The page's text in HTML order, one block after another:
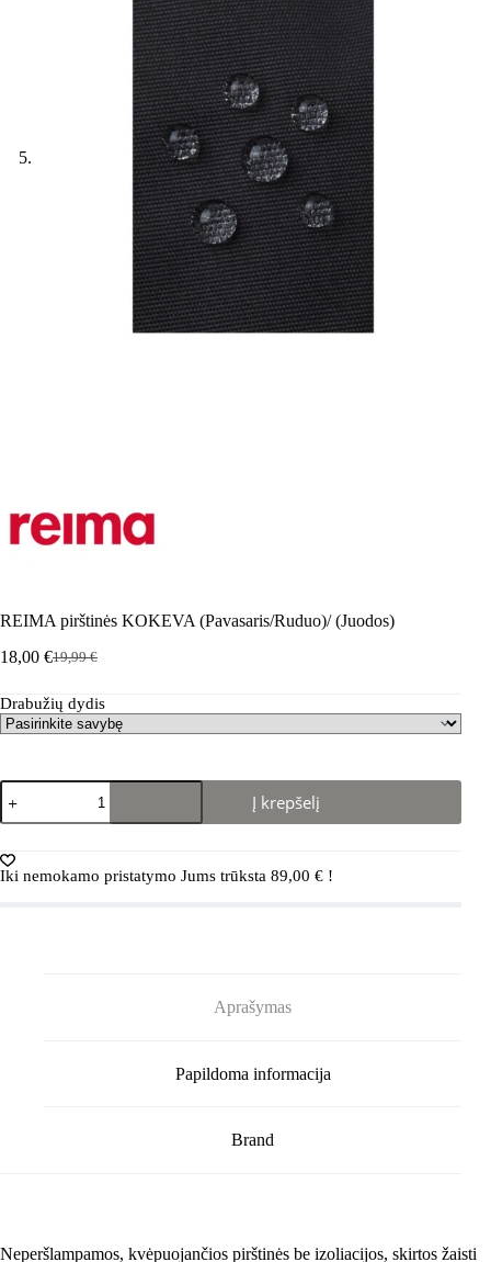
REIMA pirštinės KOKEVA (Pavasaris/Ruduo)/ (Juodos)
19,99€
Pradinė
buvo:
19,99 €.
18,00 €Dabartinė
yra:
18,00 €.
Drabužių dydis
produkto
kiekis:
REIMA
KOKEVA
(Pavasaris/Ruduo)/
Į krepšelį
Iki nemokamo pristatymo Jums trūksta 89,00 € !
Aprašymas
Papildoma informacija
Brand
Neperšlampamos, kvėpuojančios pirštinės be izoliacijos, skirtos žaisti